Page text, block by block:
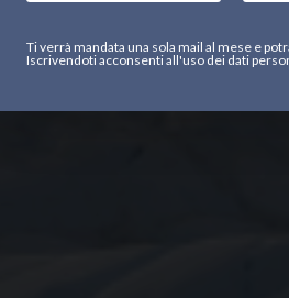
Ti verrà mandata una sola mail al mese e
Iscrivendoti acconsenti all'uso dei dati